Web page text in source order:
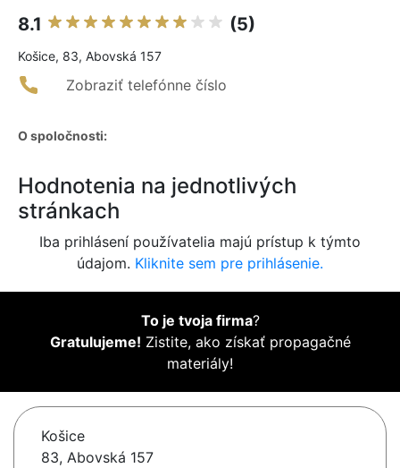
8.1 (5)
Košice, 83, Abovská 157
Zobraziť telefónne číslo
O spoločnosti:
Hodnotenia na jednotlivých
stránkach
Iba prihlásení používatelia majú prístup k týmto
údajom. Kliknite sem pre prihlásenie.
To je tvoja firma?
Gratulujeme! Zistite, ako získať propagačné
materiály!
Košice
83, Abovská 157